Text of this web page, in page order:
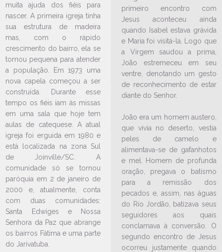
REJAAF
02/06/2026 Ouça a notícia
CATEGORIA
LEIA NO DIOCESE INFORMA
Veja a programação do Tríduo
em Honra a São João Batista no
bairro Fátima
22/05/2026 Ouça a notícia
muita ajuda dos fiéis para
nascer. A primeira igreja tinha
sua estrutura de madeira
mas, com o rápido
crescimento do bairro, ela se
tornou pequena para atender
a população. Em 1973 uma
nova capela começou a ser
construída. Durante esse
tempo os fiéis iam às missas
em uma sala que hoje tem
aulas de catequese. A atual
igreja foi erguida em 1980 e
está localizada na zona Sul
de Joinville/SC. A
comunidade só se tornou
paróquia em 2 de janeiro de
2000 e, atualmente, conta
com duas comunidades:
Santa Edwiges e Nossa
Senhora da Paz que abrange
os bairros Fátima e uma parte
do Jarivatuba.
primeiro encontro com
Jesus aconteceu ainda
quando Isabel estava grávida
e Maria foi visitá-la. Logo que
a Virgem saudou a prima,
João estremeceu em seu
ventre, denotando um gesto
de reconhecimento de estar
diante do Senhor.
João era um homem austero,
que vivia no deserto, vestia
peles de camelo e
alimentava-se de gafanhotos
e mel. Homem de profunda
oração, pregava o batismo
para a remissão dos
pecados e, assim, nas águas
do Rio Jordão, batizava seus
seguidores aos quais
conclamava à conversão. O
segundo encontro de Jesus
ocorreu justamente quando